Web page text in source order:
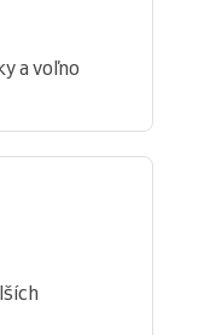
a voľno